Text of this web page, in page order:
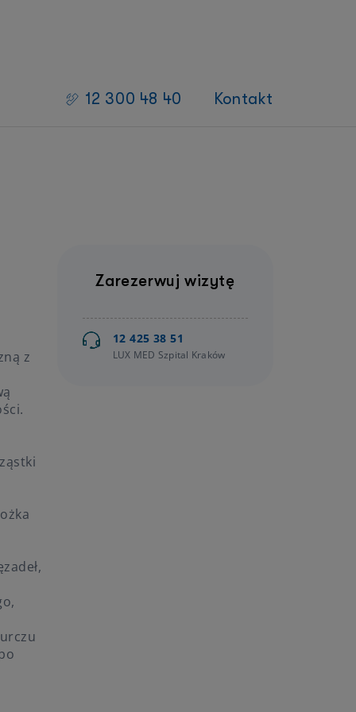
12 300 48 40 Kontakt
z
Zarezerwuj wizytę
12 425 38 51
LUX MED Szpital Kraków